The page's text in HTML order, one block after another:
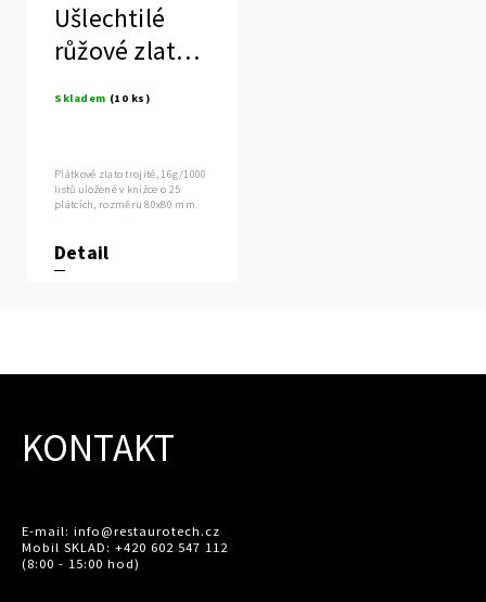
Ušlechtilé
růžové zlato
Skladem (10 ks)
Detail
Plátkové zlato trojité, 16g/1000
listů uložené v knížce o 25
plátcích, rozměru 80x80 mm.
KONTAKT
E-mail: info@restaurotech.cz
Mobil SKLAD: +420 602 547 112
(8:00 - 15:00 hod)